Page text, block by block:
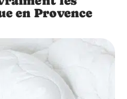
en Provence